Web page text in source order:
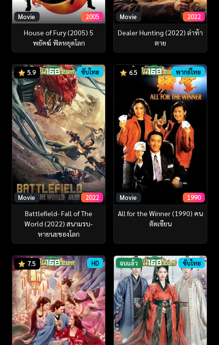
Movie 2005
House of Fury (2005) 5
พยัคฆ์ ฟัดหยุดโลก
Movie 2022
Dealer Hunting (2022) ล่าท้า
ตาย
5.9 ซับไทย
Movie 2022
Battlefield- Fall of The
World (2022) สนามรบ-
หายนะของโลก
6.5 พากย์ไทย
Movie 1990
All for the Winner (1990) คน
ตัดเซียน
7.5 HD จบแล้ว ซับไทย